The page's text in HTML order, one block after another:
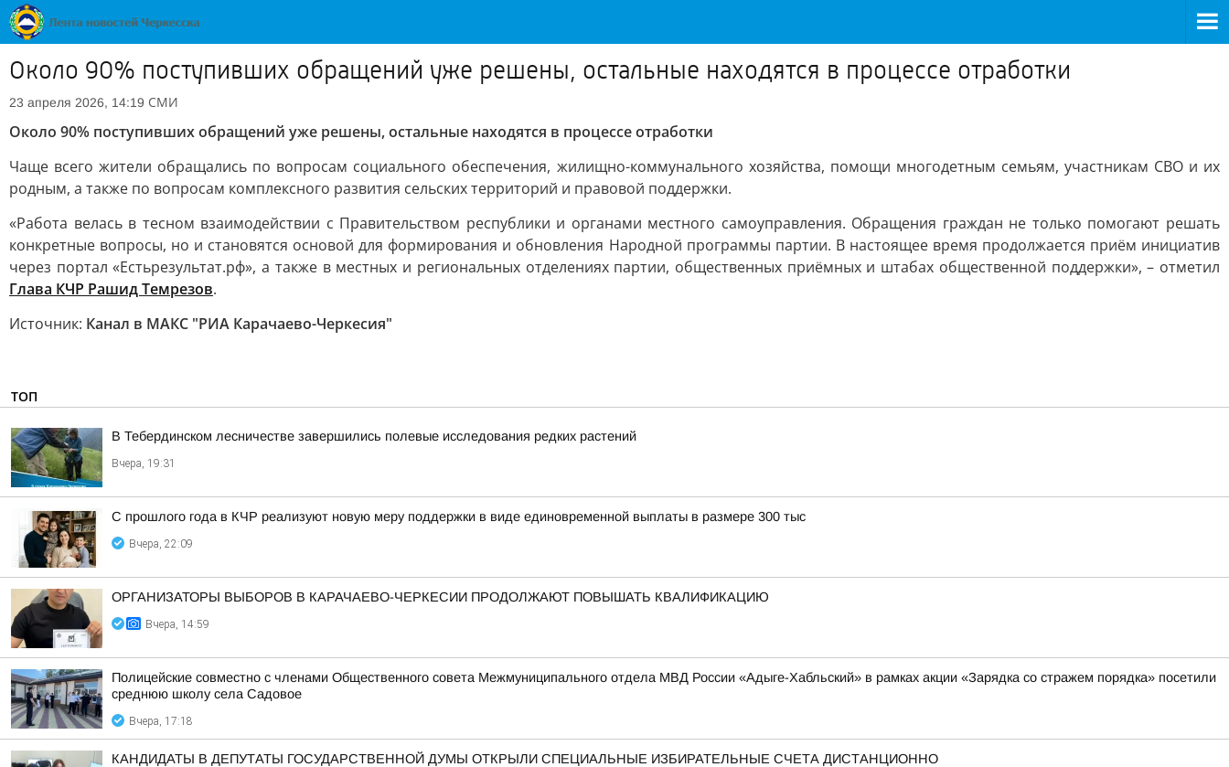
Около 90% поступивших обращений уже решены, остальные находятся в процессе отработки
23 апреля 2026, 14:19 СМИ
Около 90% поступивших обращений уже решены, остальные находятся в процессе отработки
Чаще всего жители обращались по вопросам социального обеспечения, жилищно-коммунального хозяйства, помощи многодетным семьям, участникам СВО и их
родным, а также по вопросам комплексного развития сельских территорий и правовой поддержки.
«Работа велась в тесном взаимодействии с Правительством республики и органами местного самоуправления. Обращения граждан не только помогают решать
конкретные вопросы, но и становятся основой для формирования и обновления Народной программы партии. В настоящее время продолжается приём инициатив
через портал «Естьрезультат.рф», а также в местных и региональных отделениях партии, общественных приёмных и штабах общественной поддержки», – отметил
Глава КЧР Рашид Темрезов.
Источник: Канал в МАКС "РИА Карачаево-Черкесия"
ТОП
В Тебердинском лесничестве завершились полевые исследования редких растений
Вчера, 19:31
С прошлого года в КЧР реализуют новую меру поддержки в виде единовременной выплаты в размере 300 тыс
Вчера, 22:09
ОРГАНИЗАТОРЫ ВЫБОРОВ В КАРАЧАЕВО-ЧЕРКЕСИИ ПРОДОЛЖАЮТ ПОВЫШАТЬ КВАЛИФИКАЦИЮ
Вчера, 14:59
Полицейские совместно с членами Общественного совета Межмуниципального отдела МВД России «Адыге-Хабльский» в рамках акции «Зарядка со стражем порядка» посетили
среднюю школу села Садовое
Вчера, 17:18
КАНДИДАТЫ В ДЕПУТАТЫ ГОСУДАРСТВЕННОЙ ДУМЫ ОТКРЫЛИ СПЕЦИАЛЬНЫЕ ИЗБИРАТЕЛЬНЫЕ СЧЕТА ДИСТАНЦИОННО